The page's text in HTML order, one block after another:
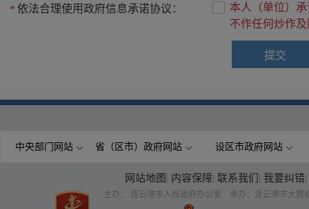
* 依法合理使用政府信息承诺协议：
本人（单位）
不作任何炒作
中央部门网站 省（区市）政府网站 设区市政府网站
网站地图 | 内容保障| 联系我们 | 我要纠错|
主办： 连云港市人民政府办公室 承办：连云港市大数